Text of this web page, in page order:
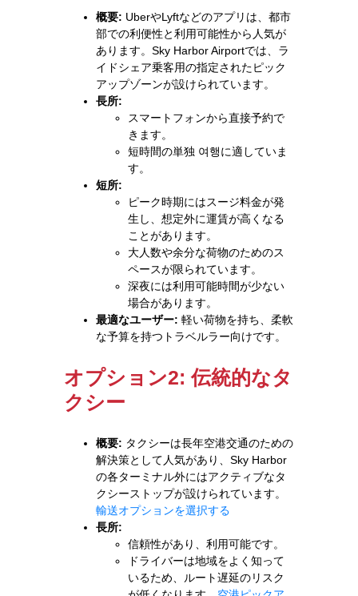
概要: UberやLyftなどのアプリは、都市
部での利便性と利用可能性から人気が
あります。Sky Harbor Airportでは、ラ
イドシェア乗客用の指定されたピック
アップゾーンが設けられています。
長所:
スマートフォンから直接予約で
きます。
短時間の単独 여행に適していま
す。
短所:
ピーク時期にはスージ料金が発
生し、想定外に運賃が高くなる
ことがあります。
大人数や余分な荷物のためのス
ペースが限られています。
深夜には利用可能時間が少ない
場合があります。
最適なユーザー: 軽い荷物を持ち、柔軟
な予算を持つトラベルラー向けです。
オプション2: 伝統的なタ
クシー
概要: タクシーは長年空港交通のための
解決策として人気があり、Sky Harbor
の各ターミナル外にはアクティブなタ
クシーストップが設けられています。
輸送オプションを選択する
長所:
信頼性があり、利用可能です。
ドライバーは地域をよく知って
いるため、ルート遅延のリスク